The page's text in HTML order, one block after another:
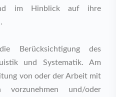
im Hinblick auf ihre
Berücksichtigung des
und Systematik. Am
von oder der Arbeit mit
vorzunehmen und/oder